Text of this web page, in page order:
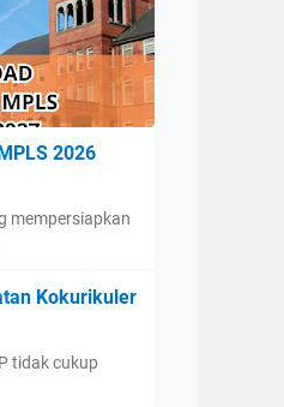
2026
mempersiapkan
Kokurikuler
tidak cukup